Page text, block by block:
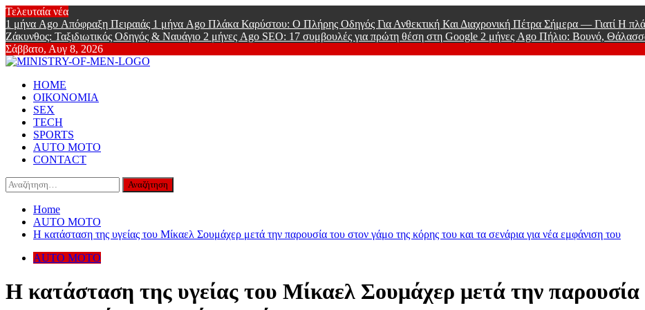
Skip
to
content
Τελευταία νέα
1 μήνα Ago Απόφραξη Πειραιάς 1 μήνα Ago Πλάκα Καρύστου: Ο Πλήρης Οδηγός Για Ανθεκτική Και Διαχρονική Πέτρα Σήμερα — Γιατί Η
Ζάκυνθος: Ταξιδιωτικός Οδηγός & Ναυάγιο 2 μήνες Ago SEO: 17 συμβουλές για πρώτη θέση στη Google 2 μήνες Ago Πήλιο: Βουνό,
Σάββατο, Αυγ 8, 2026
Online Lifestyle περιοδικό για Aνδρες
Primary
Menu
HOME
ΟΙΚΟΝΟΜΙΑ
SEX
TECH
SPORTS
AUTO MOTO
CONTACT
Αναζήτηση
για:
Home
AUTO MOTO
Η κατάσταση της υγείας του Μίκαελ Σουμάχερ μετά την παρουσία του στον γάμο της κόρης του και τα σενάρια για νέα εμφάνιση του
AUTO MOTO
Η κατάσταση της υγείας του Μίκαελ Σουμάχερ μετά την